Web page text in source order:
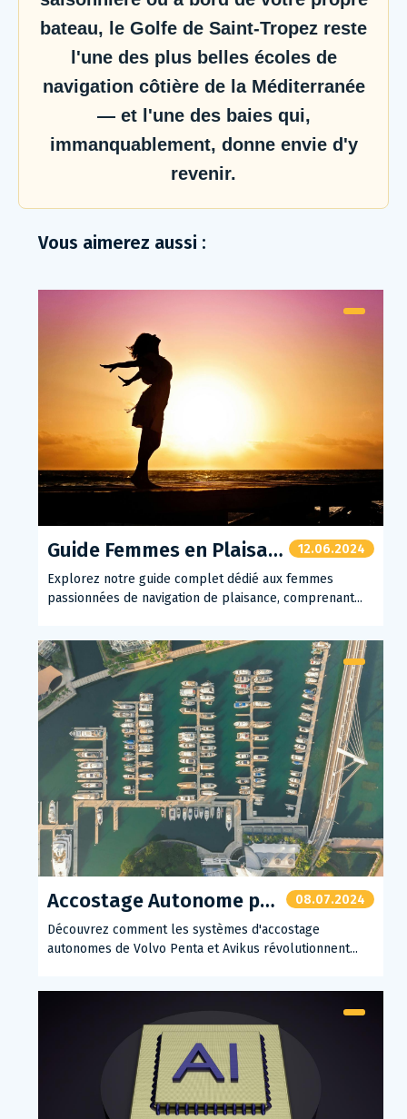
bateau, le Golfe de Saint-Tropez reste
l'une des plus belles écoles de
navigation côtière de la Méditerranée
— et l'une des baies qui,
immanquablement, donne envie d'y
revenir.
Vous aimerez aussi :
Guide Femmes en Plaisance
12.06.2024
Explorez notre guide complet dédié aux femmes
passionnées de navigation de plaisance, comprenant...
Accostage Autonome pour Yachts
08.07.2024
Découvrez comment les systèmes d'accostage
autonomes de Volvo Penta et Avikus révolutionnent...